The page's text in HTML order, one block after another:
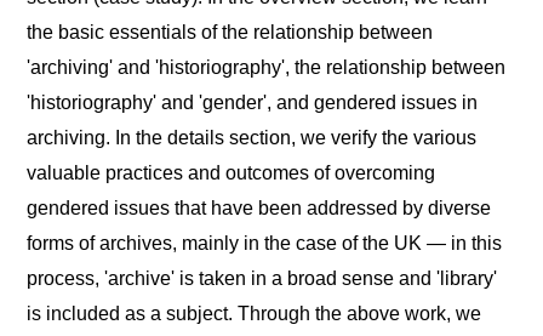
the basic essentials of the relationship between
'archiving' and 'historiography', the relationship between
'historiography' and 'gender', and gendered issues in
archiving. In the details section, we verify the various
valuable practices and outcomes of overcoming
gendered issues that have been addressed by diverse
forms of archives, mainly in the case of the UK ― in this
process, 'archive' is taken in a broad sense and 'library'
is included as a subject. Through the above work, we